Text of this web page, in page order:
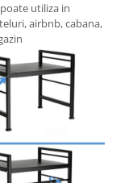
utiliza in
airbnb, cabana,